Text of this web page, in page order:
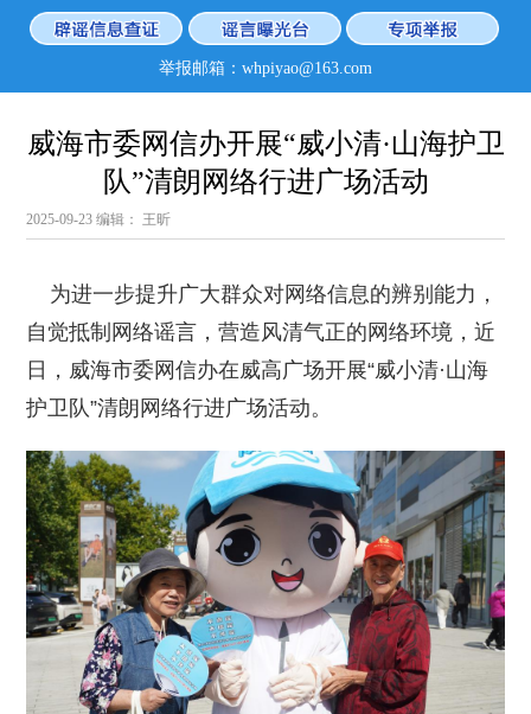
举报邮箱：whpiyao@163.com
威海市委网信办开展“威小清·山海护卫
队”清朗网络行进广场活动
2025-09-23编辑： 王昕
为进一步提升广大群众对网络信息的辨别能力，
自觉抵制网络谣言，营造风清气正的网络环境，近
日，威海市委网信办在威高广场开展“威小清·山海
护卫队”清朗网络行进广场活动。